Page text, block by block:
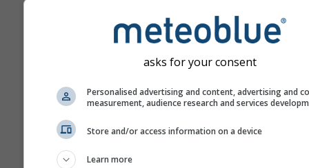
Прогноз створюється за
допомогою «ensemble»-
моделей. Виконується
початковими
точніше оцінити
передбачуваність
asks for your consent
Personalised advertising and content, advertising and
measurement, audience research and services
Store and/or access information on a device
Learn more